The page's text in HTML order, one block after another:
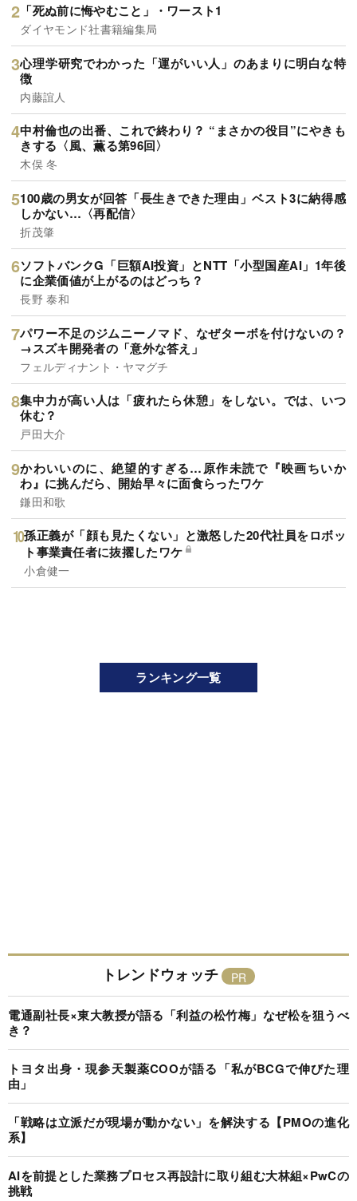
「死ぬ前に悔やむこと」・ワースト1
ダイヤモンド社書籍編集局
心理学研究でわかった「運がいい人」のあまりに明白な特
徴
内藤誼人
中村倫也の出番、これで終わり？ “まさかの役目”にやきも
きする〈風、薫る第96回〉
木俣 冬
100歳の男女が回答「長生きできた理由」ベスト3に納得感
しかない…〈再配信〉
折茂肇
ソフトバンクG「巨額AI投資」とNTT「小型国産AI」1年後
に企業価値が上がるのはどっち？
長野 泰和
パワー不足のジムニーノマド、なぜターボを付けないの？
→スズキ開発者の「意外な答え」
フェルディナント・ヤマグチ
集中力が高い人は「疲れたら休憩」をしない。では、いつ
休む？
戸田大介
かわいいのに、絶望的すぎる…原作未読で『映画ちいか
わ』に挑んだら、開始早々に面食らったワケ
鎌田和歌
孫正義が「顔も見たくない」と激怒した20代社員をロボッ
ト事業責任者に抜擢したワケ
小倉健一
ランキング一覧
トレンドウォッチ
電通副社長×東大教授が語る「利益の松竹梅」なぜ松を狙うべ
き？
トヨタ出身・現参天製薬COOが語る「私がBCGで伸びた理
由」
「戦略は立派だが現場が動かない」を解決する【PMOの進化
系】
AIを前提とした業務プロセス再設計に取り組む大林組×PwCの
挑戦